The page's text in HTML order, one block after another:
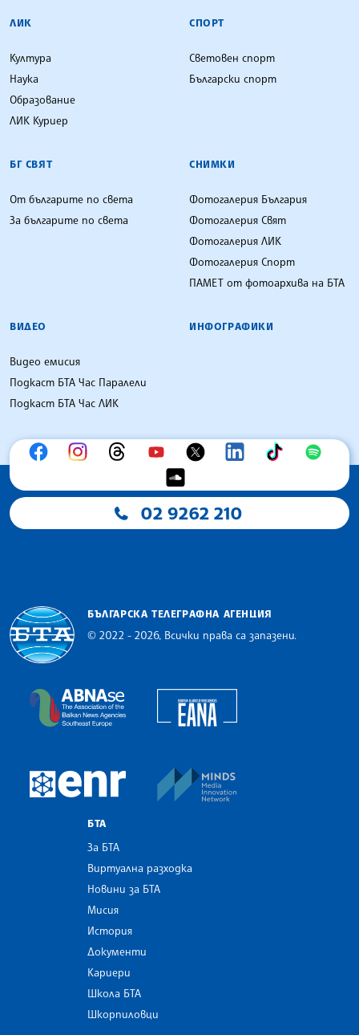
ЛИК
Култура
Наука
Образование
ЛИК Куриер
СПОРТ
Световен спорт
Български спорт
БГ СВЯТ
От българите по света
За българите по света
СНИМКИ
Фотогалерия България
Фотогалерия Свят
Фотогалерия ЛИК
Фотогалерия Спорт
ПАМЕТ от фотоархива на БТА
ВИДЕО
Видео емисия
Подкаст БТА Час Паралели
Подкаст БТА Час ЛИК
ИНФОГРАФИКИ
02 9262 210
БЪЛГАРСКА ТЕЛЕГРАФНА АГЕНЦИЯ
© 2022 - 2026, Всички права са запазени.
The Assocoation of the Balkan News Agencies
European Newsroom
БТА
За БТА
Виртуална разходка
Новини за БТА
Мисия
История
Документи
Кариери
Школа БТА
Шкорпиловци